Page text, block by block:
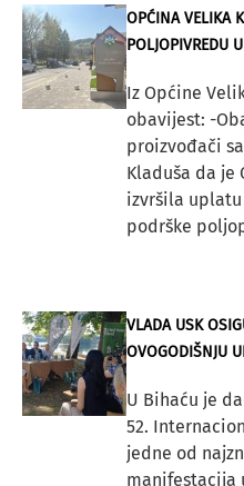
OPĆINA VELIKA
POLJOPIVREDU
Iz Općine
obavijest: -
proizvođači
Kladuša da je
izvršila uplatu
podrške
VLADA USK
OVOGODIŠNJU
U Bihaću je
52.
jedne od
manifestacija